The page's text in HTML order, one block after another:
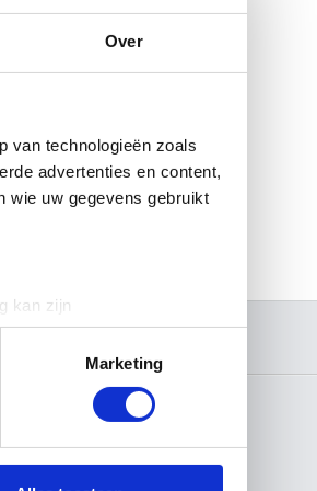
Over
van technologieën zoals
advertenties en content,
wie uw gegevens gebruikt
kan zijn
detailgedeelte in. U kunt uw
die u aan ze heeft
Marketing